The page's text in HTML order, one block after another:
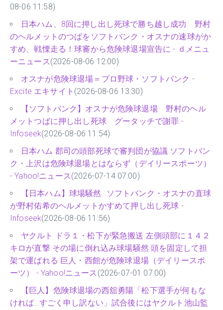
08-06 11:58)
日本ハム、8回に押し出し死球で勝ち越し成功 野村
のヘルメットのつばをソフトバンク・オスナの速球がか
すめ、戦慄走る！球審から危険球退場宣告に - ｄメニュ
ーニュース(2026-08-06 12:00)
オスナが危険球退場＝プロ野球・ソフトバンク -
Excite エキサイト (2026-08-06 13:30)
【ソフトバンク】オスナが危険球退場 野村のヘル
メットつばに押し出し死球 グータッチで謝罪 -
Infoseek(2026-08-06 11:54)
日本ハム 郡司の頭部死球で審判団が協議 ソフトバン
ク・上沢は危険球退場とはならず（デイリースポーツ）
- Yahoo!ニュース(2026-07-14 07:00)
【日本ハム】球場騒然…ソフトバンク・オスナの直球
が野村佑希のヘルメットかすめて押し出し死球 -
Infoseek(2026-08-06 11:56)
ヤクルト ドラ１・松下が緊急搬送 左側頭部に１４２
キロが直撃 その場に倒れ込み球場騒然 頭を固定して担
架で運ばれる 巨人・西館が危険球退場（デイリースポ
ーツ） - Yahoo!ニュース (2026-07-01 07:00)
【巨人】危険球退場の西舘勇陽「松下選手が何もな
ければ…すごく申し訳ない」試合後にはヤクルト池山監